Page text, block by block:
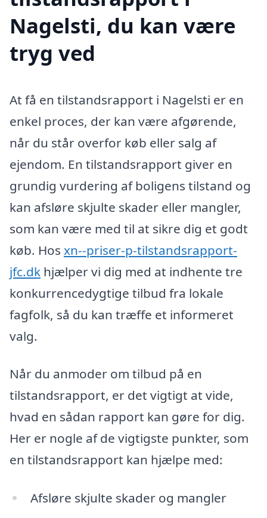
Nagelsti, du kan være
tryg ved
At få en tilstandsrapport i Nagelsti er en
enkel proces, der kan være afgørende,
når du står overfor køb eller salg af
ejendom. En tilstandsrapport giver en
grundig vurdering af boligens tilstand og
kan afsløre skjulte skader eller mangler,
som kan være med til at sikre dig et godt
køb. Hos xn--priser-p-tilstandsrapport-
jfc.dk hjælper vi dig med at indhente tre
konkurrencedygtige tilbud fra lokale
fagfolk, så du kan træffe et informeret
valg.
Når du anmoder om tilbud på en
tilstandsrapport, er det vigtigt at vide,
hvad en sådan rapport kan gøre for dig.
Her er nogle af de vigtigste punkter, som
en tilstandsrapport kan hjælpe med:
Afsløre skjulte skader og mangler